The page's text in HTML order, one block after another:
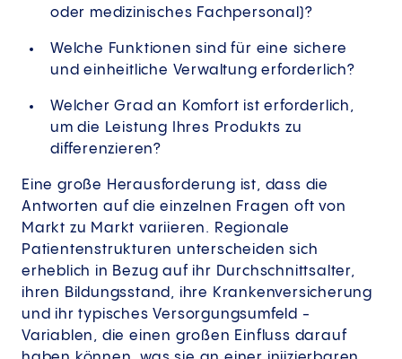
oder medizinisches Fachpersonal)?
Welche Funktionen sind für eine sichere
und einheitliche Verwaltung erforderlich?
Welcher Grad an Komfort ist erforderlich,
um die Leistung Ihres Produkts zu
differenzieren?
Eine große Herausforderung ist, dass die
Antworten auf die einzelnen Fragen oft von
Markt zu Markt variieren. Regionale
Patientenstrukturen unterscheiden sich
erheblich in Bezug auf ihr Durchschnittsalter,
ihren Bildungsstand, ihre Krankenversicherung
und ihr typisches Versorgungsumfeld -
Variablen, die einen großen Einfluss darauf